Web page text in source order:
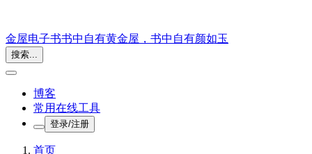
金屋电子书书中自有黄金屋，书中自有颜如玉
搜索...
博客
常用在线工具
登录/注册
首页